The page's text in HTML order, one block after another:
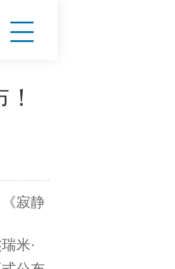
寂静
米·